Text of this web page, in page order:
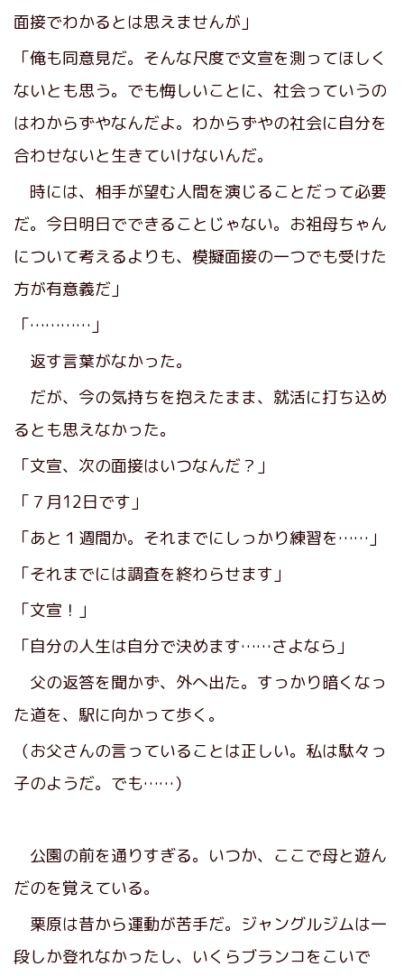
面接でわかるとは思えませんが」
「俺も同意見だ。そんな尺度で文宣を測ってほしく
ないとも思う。でも悔しいことに、社会っていうの
はわからずやなんだよ。わからずやの社会に自分を
合わせないと生きていけないんだ。
時には、相手が望む人間を演じることだって必要
だ。今日明日でできることじゃない。お祖母ちゃん
について考えるよりも、模擬面接の一つでも受けた
方が有意義だ」
「…………」
返す言葉がなかった。
だが、今の気持ちを抱えたまま、就活に打ち込め
るとも思えなかった。
「文宣、次の面接はいつなんだ？」
「７月12日です」
「あと１週間か。それまでにしっかり練習を……」
「それまでには調査を終わらせます」
「文宣！」
「自分の人生は自分で決めます……さよなら」
父の返答を聞かず、外へ出た。すっかり暗くなっ
た道を、駅に向かって歩く。
（お父さんの言っていることは正しい。私は駄々っ
子のようだ。でも……）
公園の前を通りすぎる。いつか、ここで母と遊ん
だのを覚えている。
栗原は昔から運動が苦手だ。ジャングルジムは一
段しか登れなかったし、いくらブランコをこいで